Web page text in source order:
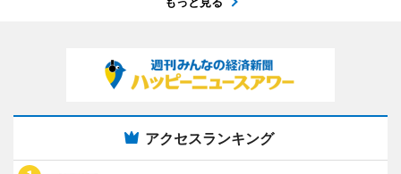
アクセスランキング